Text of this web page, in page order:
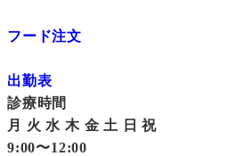
フード注文
出勤表
診療時間
月
火 水 木 金 土 日 祝
9:00〜12:00